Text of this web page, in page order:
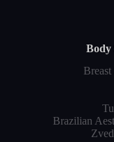
Body
Brazilian